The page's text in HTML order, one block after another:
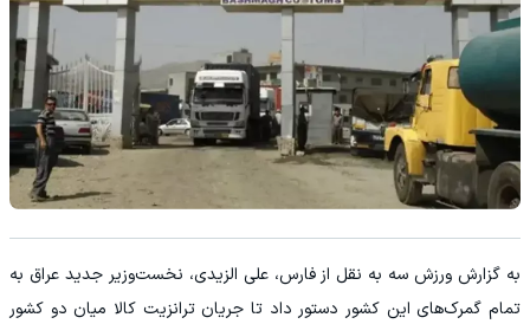
به گزارش ورزش سه به نقل از فارس، علی الزیدی، نخست‌وزیر جدید عراق به
تمام گمرک‌های این کشور دستور داد تا جریان ترانزیت کالا میان دو کشور